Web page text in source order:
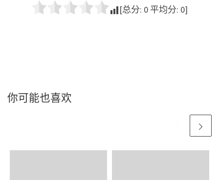
[总分: 0 平均分: 0]
你可能也喜欢